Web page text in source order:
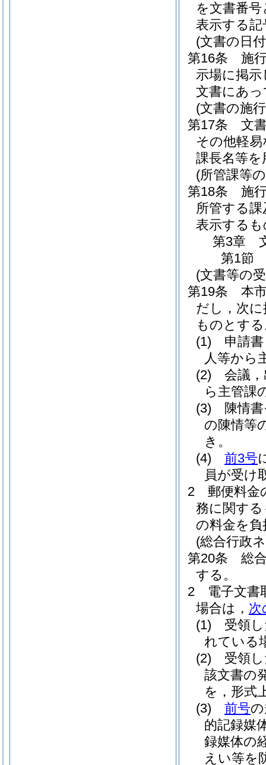
を文書番
表示する
(文書の日
第16条
施
示場に掲
文書にあ
(文書の施
第17条
文
その他軽
課長名等
(所管課等
第18条
施
所管する
表示する
第3章
第1節
(文書等の
第19条
本
だし，次
ものとす
(1)
申請
人等から
(2)
会議
ら主管課
(3)
陳情
の陳情等
き。
(4)
前3号
員が受け
2
郵便料金
務に関す
の料金を
(総合行政
第20条
総
する。
2
電子文書
場合は， 次
(1)
受領
れている
(2)
受領
該文書の
を，形式
(3)
前号
的記録媒
録媒体の
えい等を